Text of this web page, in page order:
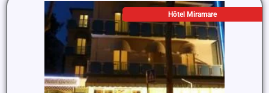
Hôtel Miramare